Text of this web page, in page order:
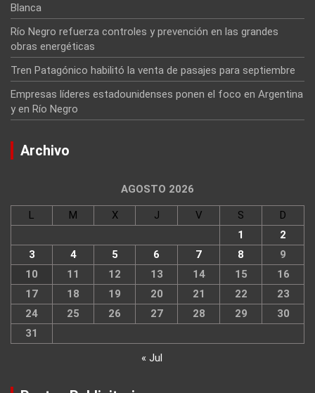
Blanca
Río Negro refuerza controles y prevención en las grandes
obras energéticas
Tren Patagónico habilitó la venta de pasajes para septiembre
Empresas líderes estadounidenses ponen el foco en Argentina
y en Río Negro
Archivo
AGOSTO 2026
L M X J V S
D
1
2
3
4 5 6 7 8
9
10
11 12 13 14 15
16
17
18 19 20 21 22
23
24
25 26 27 28 29
30
31
« Jul